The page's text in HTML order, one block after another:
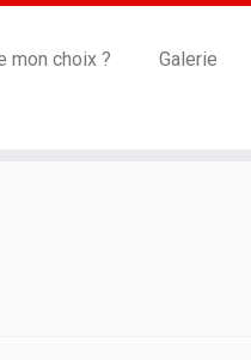
mon choix ? Galerie